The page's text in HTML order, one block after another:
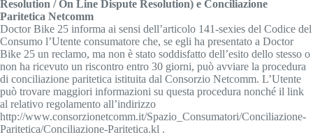
Resolution / On Line Dispute Resolution) e Conciliazione
Paritetica Netcomm
Doctor Bike 25 informa ai sensi dell’articolo 141-sexies del Codice del
Consumo l’Utente consumatore che, se egli ha presentato a Doctor
Bike 25 un reclamo, ma non è stato soddisfatto dell’esito dello stesso o
non ha ricevuto un riscontro entro 30 giorni, può avviare la procedura
di conciliazione paritetica istituita dal Consorzio Netcomm. L’Utente
può trovare maggiori informazioni su questa procedura nonché il link
al relativo regolamento all’indirizzo
http://www.consorzionetcomm.it/Spazio_Consumatori/Conciliazione-
Paritetica/Conciliazione-Paritetica.kl .